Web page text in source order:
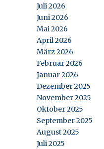
Juli 2026
Juni 2026
Mai 2026
April 2026
März 2026
Februar 2026
Januar 2026
Dezember 2025
November 2025
Oktober 2025
September 2025
August 2025
Juli 2025